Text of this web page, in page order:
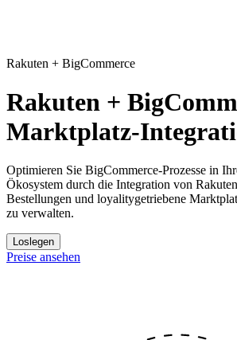
Rakuten + BigCommerce
Rakuten +
Marktplatz-
Optimieren Sie BigCommerce-Prozesse in
Ökosystem durch die Integration von
Bestellungen und loyalitygetriebene
zu verwalten.
Loslegen
Preise ansehen